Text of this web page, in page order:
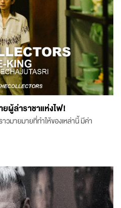
ยผู้ล่าราชาแห่งไฟ!
วมายมายที่ทำให้ของเหล่านี้ มีค่า